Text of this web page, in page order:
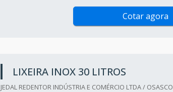
Cotar agora
LIXEIRA INOX 30 LITROS
JEDAL REDENTOR INDÚSTRIA E COMÉRCIO LTDA /